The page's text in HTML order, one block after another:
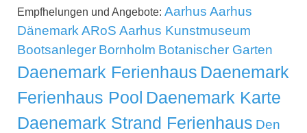
Empfhelungen und Angebote: Aarhus Aarhus
Dänemark ARoS Aarhus Kunstmuseum
Bootsanleger Bornholm Botanischer Garten
Daenemark Ferienhaus Daenemark
Ferienhaus Pool Daenemark Karte
Daenemark Strand Ferienhaus Den